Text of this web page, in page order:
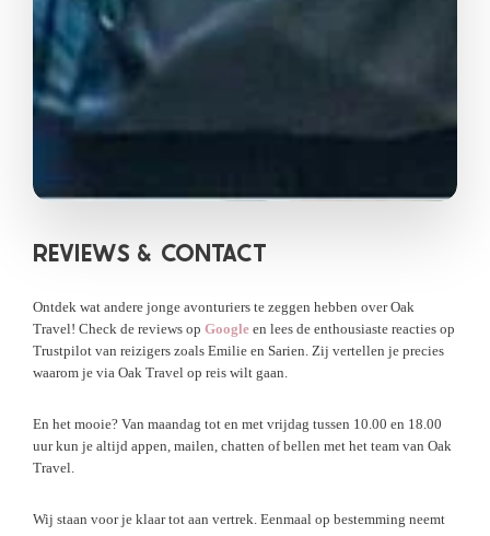
REVIEWS & CONTACT
Ontdek wat andere jonge avonturiers te zeggen hebben over Oak
Travel! Check de reviews opGoogle en lees de enthousiaste reacties op
Trustpilot van reizigers zoals Emilie en Sarien. Zij vertellen je precies
waarom je via Oak Travel op reis wilt gaan.
En het mooie? Van maandag tot en met vrijdag tussen 10.00 en 18.00
uur kun je altijd appen, mailen, chatten of bellen met het team van Oak
Travel.
Wij staan voor je klaar tot aan vertrek. Eenmaal op bestemming neemt